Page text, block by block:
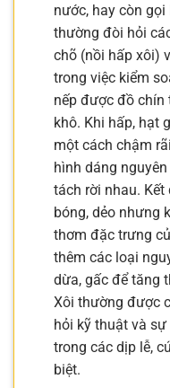
nước, hay còn gọi
thường đòi hỏi
chõ (nồi hấp xôi)
trong việc kiểm
nếp được đồ chín
khô. Khi hấp, hạt
một cách chậm
hình dáng
tách rời nhau.
bóng, dẻo nhưng
thơm đặc trưng
thêm các loại
dừa, gấc để tăng
Xôi thường được
hỏi kỹ thuật và
trong các dịp lễ,
biệt.